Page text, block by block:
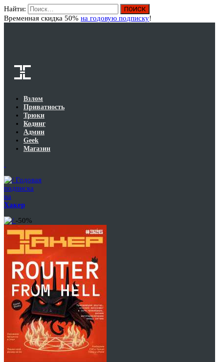
Найти:
Временная скидка 50% на годовую подписку!
Взлом
Приватность
Трюки
Кодинг
Админ
Geek
Магазин
Годовая
подписка
на
Хакер
-50%